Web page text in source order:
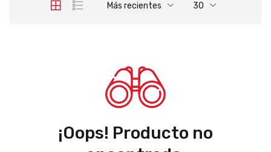
Más recientes 30
¡Oops! Producto no